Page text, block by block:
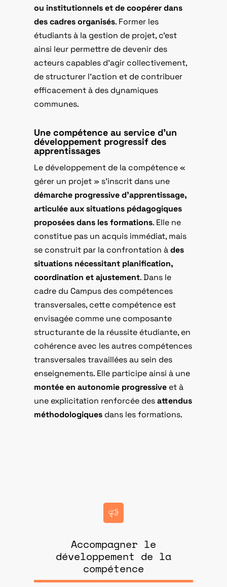
ou institutionnels et de coopérer dans
des cadres organisés. Former les
étudiants à la gestion de projet, c’est
ainsi leur permettre de devenir des
acteurs capables d’agir collectivement,
de structurer l’action et de contribuer
efficacement à des dynamiques
communes.
Une compétence au service d’un
développement progressif des
apprentissages
Le développement de la compétence «
gérer un projet » s’inscrit dans une
démarche progressive d’apprentissage,
articulée aux situations pédagogiques
proposées dans les formations. Elle ne
constitue pas un acquis immédiat, mais
se construit par la confrontation àdes
situations nécessitant planification,
coordination et ajustement. Dans le
cadre du Campus des compétences
transversales, cette compétence est
envisagée comme une composante
structurante de la réussite étudiante, en
cohérence avec les autres compétences
transversales travaillées au sein des
enseignements. Elle participe ainsi à une
montée en autonomie progressive et à
une explicitation renforcée desattendus
méthodologiques dans les formations.
Accompagner le
développement de la
compétence